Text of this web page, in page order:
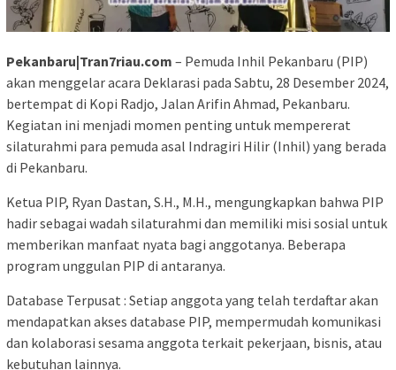
Pekanbaru|Tran7riau.com – Pemuda Inhil Pekanbaru (PIP)
akan menggelar acara Deklarasi pada Sabtu, 28 Desember 2024,
bertempat di Kopi Radjo, Jalan Arifin Ahmad, Pekanbaru.
Kegiatan ini menjadi momen penting untuk mempererat
silaturahmi para pemuda asal Indragiri Hilir (Inhil) yang berada
di Pekanbaru.
Ketua PIP, Ryan Dastan, S.H., M.H., mengungkapkan bahwa PIP
hadir sebagai wadah silaturahmi dan memiliki misi sosial untuk
memberikan manfaat nyata bagi anggotanya. Beberapa
program unggulan PIP di antaranya.
Database Terpusat : Setiap anggota yang telah terdaftar akan
mendapatkan akses database PIP, mempermudah komunikasi
dan kolaborasi sesama anggota terkait pekerjaan, bisnis, atau
kebutuhan lainnya.